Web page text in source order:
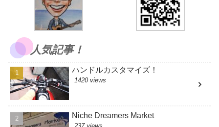
人気記事！
ハンドルカスタマイズ！
1420 views
Niche Dreamers Market